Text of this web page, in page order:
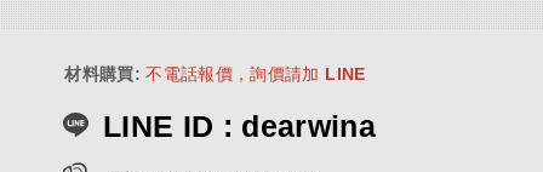
材料購買: 不電話報價，詢價請加 LINE
LINE ID : dearwina